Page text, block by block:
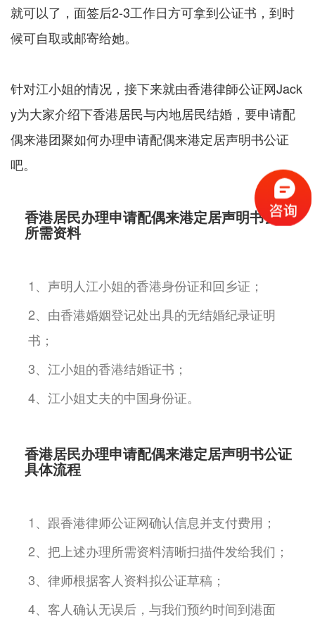
就可以了，面签后2-3工作日方可拿到公证书，到时
候可自取或邮寄给她。
针对江小姐的情况，接下来就由香港律師公证网Jack
y为大家介绍下香港居民与内地居民结婚，要申请配
偶来港团聚如何办理申请配偶来港定居声明书公证
吧。
香港居民办理申请配偶来港定居声明书公证
所需资料
1、声明人江小姐的香港身份证和回乡证；
2、由香港婚姻登记处出具的无结婚纪录证明
书；
3、江小姐的香港结婚证书；
4、江小姐丈夫的中国身份证。
香港居民办理申请配偶来港定居声明书公证
具体流程
1、跟香港律师公证网确认信息并支付费用；
2、把上述办理所需资料清晰扫描件发给我们；
3、律师根据客人资料拟公证草稿；
4、客人确认无误后，与我们预约时间到港面